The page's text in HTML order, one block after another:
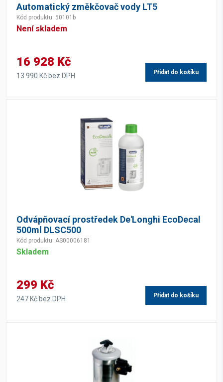
Automatický změkčovač vody LT5
Kód produktu: 50101b
Není skladem
16 928 Kč
13 990 Kč bez DPH Přidat do košíku
Odvápňovací prostředek De'Longhi EcoDecal
500ml DLSC500
Kód produktu: AS00006181
Skladem
299 Kč
247 Kč bez DPH Přidat do košíku